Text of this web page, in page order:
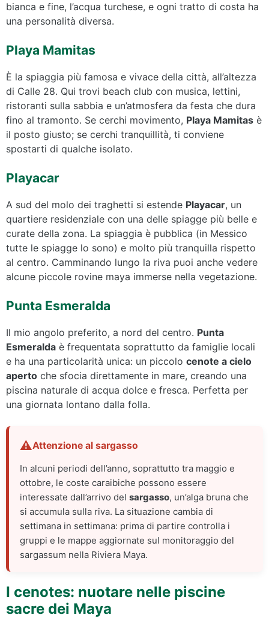
bianca e fine, l’acqua turchese, e ogni tratto di costa ha
una personalità diversa.
Playa Mamitas
È la spiaggia più famosa e vivace della città, all’altezza
di Calle 28. Qui trovi beach club con musica, lettini,
ristoranti sulla sabbia e un’atmosfera da festa che dura
fino al tramonto. Se cerchi movimento, Playa Mamitas è
il posto giusto; se cerchi tranquillità, ti conviene
spostarti di qualche isolato.
Playacar
A sud del molo dei traghetti si estende Playacar, un
quartiere residenziale con una delle spiagge più belle e
curate della zona. La spiaggia è pubblica (in Messico
tutte le spiagge lo sono) e molto più tranquilla rispetto
al centro. Camminando lungo la riva puoi anche vedere
alcune piccole rovine maya immerse nella vegetazione.
Punta Esmeralda
Il mio angolo preferito, a nord del centro. Punta
Esmeralda è frequentata soprattutto da famiglie locali
e ha una particolarità unica: un piccolo cenote a cielo
aperto che sfocia direttamente in mare, creando una
piscina naturale di acqua dolce e fresca. Perfetta per
una giornata lontano dalla folla.
Attenzione al sargasso
In alcuni periodi dell’anno, soprattutto tra maggio e
ottobre, le coste caraibiche possono essere
interessate dall’arrivo del sargasso, un’alga bruna che
si accumula sulla riva. La situazione cambia di
settimana in settimana: prima di partire controlla i
gruppi e le mappe aggiornate sul monitoraggio del
sargassum nella Riviera Maya.
I cenotes: nuotare nelle piscine
sacre dei Maya